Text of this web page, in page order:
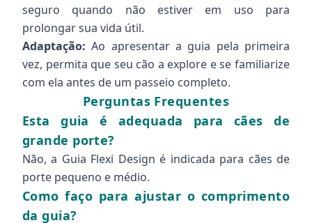
seguro quando não estiver em uso para
prolongar sua vida útil.
Adaptação: Ao apresentar a guia pela primeira
vez, permita que seu cão a explore e se familiarize
com ela antes de um passeio completo.
Perguntas Frequentes
Esta guia é adequada para cães de
grande porte?
Não, a Guia Flexi Design é indicada para cães de
porte pequeno e médio.
Como faço para ajustar o comprimento
da guia?